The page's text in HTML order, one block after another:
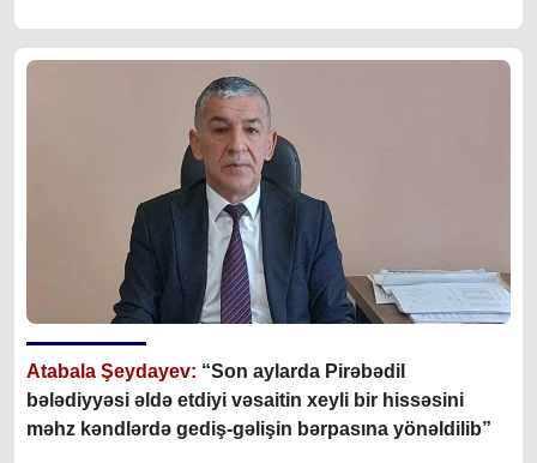
Atabala Şeydayev: “Son aylarda Pirəbədil
bələdiyyəsi əldə etdiyi vəsaitin xeyli bir hissəsini
məhz kəndlərdə gediş-gəlişin bərpasına yönəldilib”